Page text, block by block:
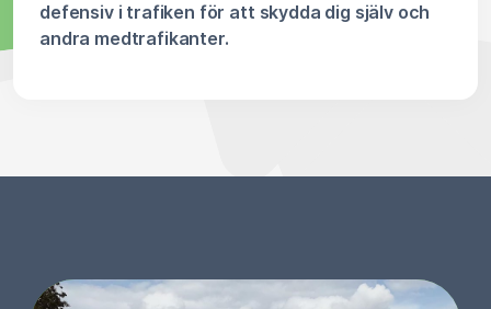
defensiv i trafiken för att skydda dig själv och
andra medtrafikanter.